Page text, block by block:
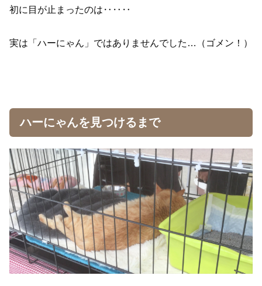
初に目が止まったのは‥‥‥
実は「ハーにゃん」ではありませんでした…（ゴメン！）
ハーにゃんを見つけるまで